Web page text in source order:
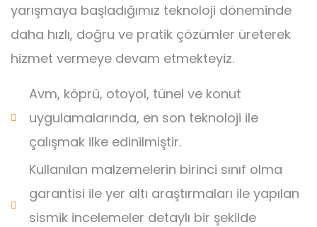
yarışmaya başladığımız teknoloji döneminde
daha hızlı, doğru ve pratik çözümler üreterek
hizmet vermeye devam etmekteyiz.
Avm, köprü, otoyol, tünel ve konut
uygulamalarında, en son teknoloji ile
çalışmak ilke edinilmiştir.
Kullanılan malzemelerin birinci sınıf olma
garantisi ile yer altı araştırmaları ile yapılan
sismik incelemeler detaylı bir şekilde